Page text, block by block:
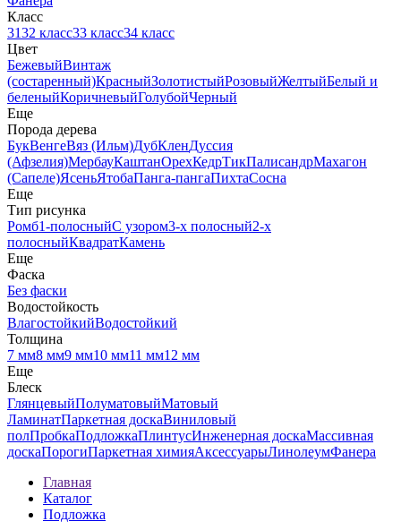
Класс
3132 класс33 класс34 класс
Цвет
БежевыйВинтаж
(состаренный)КрасныйЗолотистыйРозовыйЖелтыйБелый и
беленыйКоричневыйГолубойЧерный
Еще
Порода дерева
БукВенгеВяз (Ильм)ДубКленДуссия
(Афзелия)МербауКаштанОрехКедрТикПалисандрМахагон
(Сапеле)ЯсеньЯтобаПанга-пангаПихтаСосна
Еще
Тип рисунка
Ромб1-полосныйС узором3-х полосный2-х
полосныйКвадратКамень
Еще
Фаска
Без фаски
Водостойкость
ВлагостойкийВодостойкий
Толщина
7 мм8 мм9 мм10 мм11 мм12 мм
Еще
Блеск
ГлянцевыйПолуматовыйМатовый
ЛаминатПаркетная доскаВиниловый
полПробкаПодложкаПлинтусИнженерная доскаМассивная
доскаПорогиПаркетная химияАксессуарыЛинолеумФанера
Главная
Каталог
Подложка